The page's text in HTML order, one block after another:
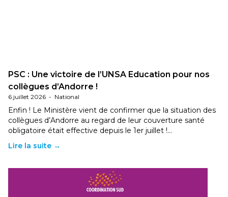
PSC : Une victoire de l’UNSA Education pour nos
collègues d’Andorre !
6 juillet 2026 - National
Enfin ! Le Ministère vient de confirmer que la situation des
collègues d’Andorre au regard de leur couverture santé
obligatoire était effective depuis le 1er juillet !…
Lire la suite →